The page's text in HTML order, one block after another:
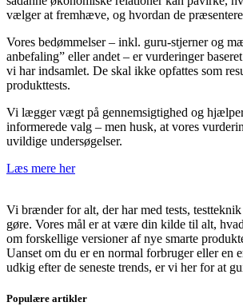
vælger at fremhæve, og hvordan de
Vores bedømmelser – inkl. guru-stjerner og
anbefaling” eller andet – er vurderinger
vi har indsamlet. De skal ikke opfattes som
produkttests.
Vi lægger vægt på gennemsigtighed og
informerede valg – men husk, at vores
uvildige undersøgelser.
Læs mere her
Vi brænder for alt, der har med tests,
gøre. Vores mål er at være din kilde til alt,
om forskellige versioner af nye smarte
Uanset om du er en normal forbruger eller en
udkig efter de seneste trends, er vi her for at
Populære artikler